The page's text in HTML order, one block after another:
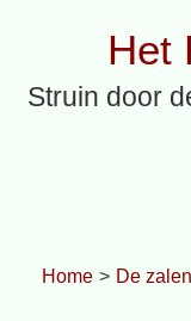
Het
Struin door
Home > De zalen